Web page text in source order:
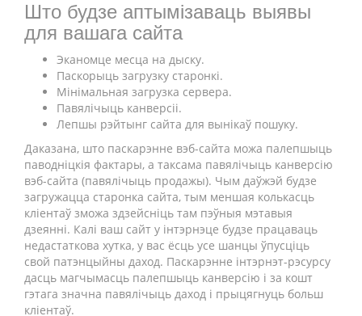
Што будзе аптымізаваць выявы
для вашага сайта
Эканомце месца на дыску.
Паскорыць загрузку старонкі.
Мінімальная загрузка сервера.
Павялічыць канверсіі.
Лепшы рэйтынг сайта для вынікаў пошуку.
Даказана, што паскарэнне вэб-сайта можа палепшыць
паводніцкія фактары, а таксама павялічыць канверсію
вэб-сайта (павялічыць продажы). Чым даўжэй будзе
загружацца старонка сайта, тым меншая колькасць
кліентаў зможа здзейсніць там пэўныя мэтавыя
дзеянні. Калі ваш сайт у інтэрнэце будзе працаваць
недастаткова хутка, у вас ёсць усе шанцы ўпусціць
свой патэнцыйны даход. Паскарэнне інтэрнэт-рэсурсу
дасць магчымасць палепшыць канверсію і за кошт
гэтага значна павялічыць даход і прыцягнуць больш
кліентаў.